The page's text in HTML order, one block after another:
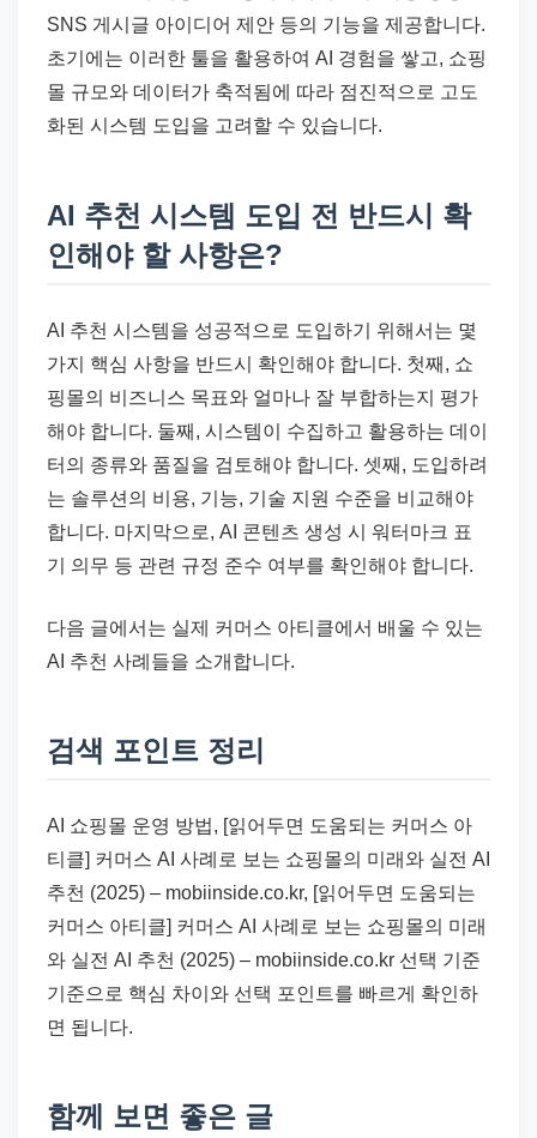
SNS 게시글 아이디어 제안 등의 기능을 제공합니다.
초기에는 이러한 툴을 활용하여 AI 경험을 쌓고, 쇼핑
몰 규모와 데이터가 축적됨에 따라 점진적으로 고도
화된 시스템 도입을 고려할 수 있습니다.
AI 추천 시스템 도입 전 반드시 확
인해야 할 사항은?
AI 추천 시스템을 성공적으로 도입하기 위해서는 몇
가지 핵심 사항을 반드시 확인해야 합니다. 첫째, 쇼
핑몰의 비즈니스 목표와 얼마나 잘 부합하는지 평가
해야 합니다. 둘째, 시스템이 수집하고 활용하는 데이
터의 종류와 품질을 검토해야 합니다. 셋째, 도입하려
는 솔루션의 비용, 기능, 기술 지원 수준을 비교해야
합니다. 마지막으로, AI 콘텐츠 생성 시 워터마크 표
기 의무 등 관련 규정 준수 여부를 확인해야 합니다.
다음 글에서는 실제 커머스 아티클에서 배울 수 있는
AI 추천 사례들을 소개합니다.
검색 포인트 정리
AI 쇼핑몰 운영 방법, [읽어두면 도움되는 커머스 아
티클] 커머스 AI 사례로 보는 쇼핑몰의 미래와 실전 AI
추천 (2025) – mobiinside.co.kr, [읽어두면 도움되는
커머스 아티클] 커머스 AI 사례로 보는 쇼핑몰의 미래
와 실전 AI 추천 (2025) – mobiinside.co.kr 선택 기준
기준으로 핵심 차이와 선택 포인트를 빠르게 확인하
면 됩니다.
함께 보면 좋은 글